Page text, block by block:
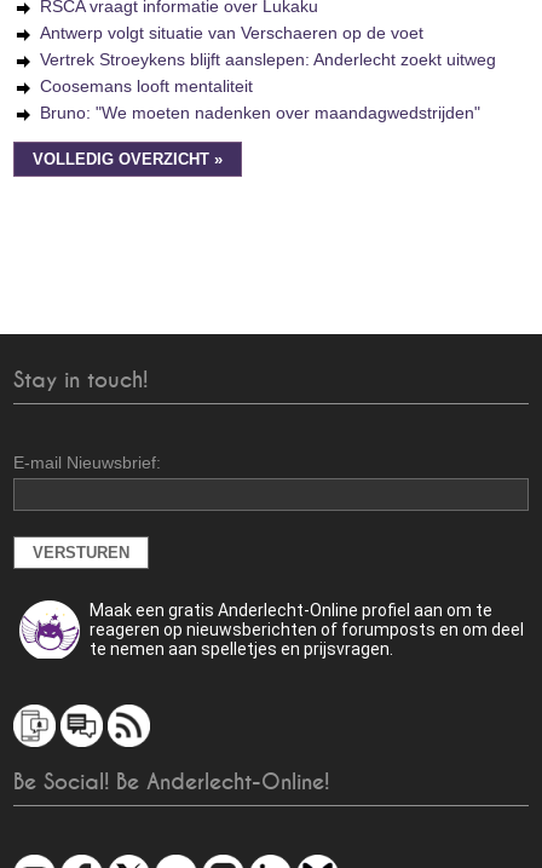
RSCA vraagt informatie over Lukaku
Antwerp volgt situatie van Verschaeren op de voet
Vertrek Stroeykens blijft aanslepen: Anderlecht zoekt uitweg
Coosemans looft mentaliteit
Bruno: "We moeten nadenken over maandagwedstrijden"
VOLLEDIG OVERZICHT »
Stay in touch!
E-mail Nieuwsbrief:
Maak een gratis Anderlecht-Online profiel aan om te
reageren op nieuwsberichten of forumposts en om deel
te nemen aan spelletjes en prijsvragen.
Be Social! Be Anderlecht-Online!